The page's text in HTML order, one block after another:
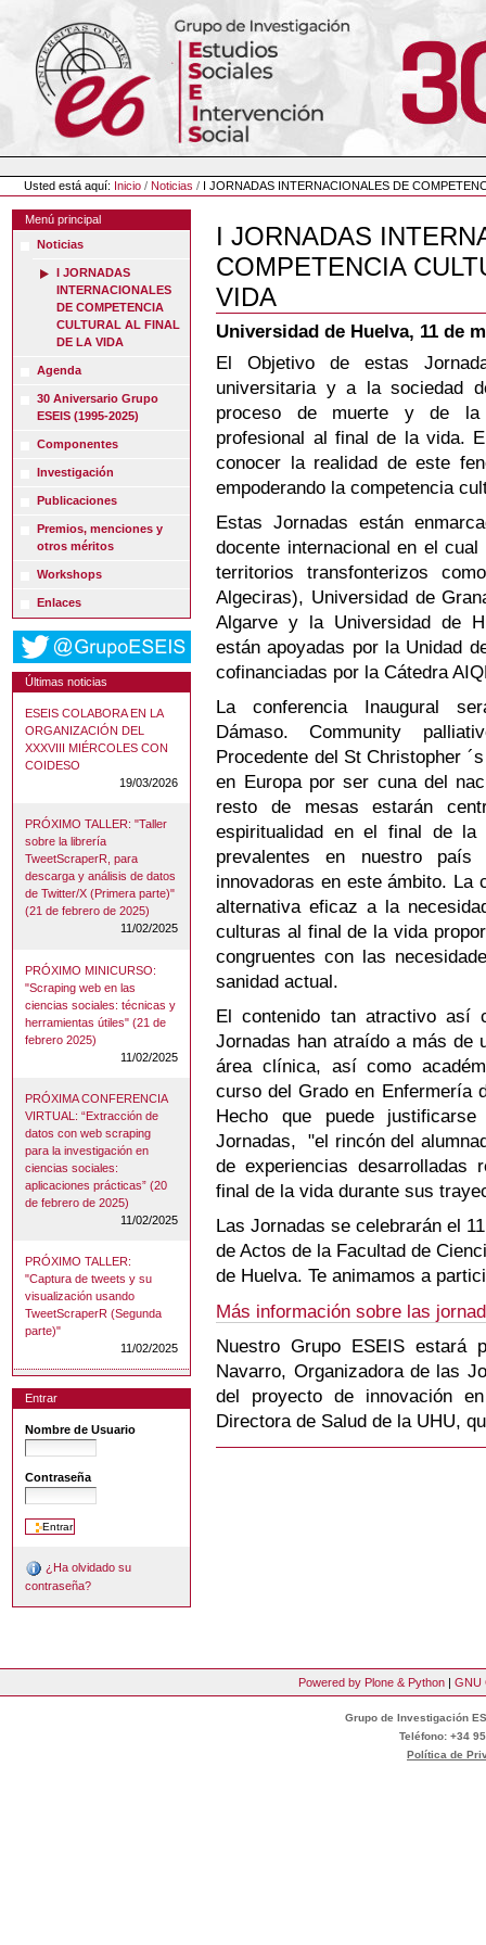
contenido.
navegación
Herramientas
Personales
Usted está aquí: Inicio /Noticias / I JORNADAS INTERNACIONALES DE
Menú principal
Noticias
I JORNADAS
INTERNACIONALES
DE COMPETENCIA
CULTURAL AL FINAL
DE LA VIDA
Agenda
30 Aniversario Grupo
ESEIS (1995-2025)
Componentes
Investigación
Publicaciones
Premios, menciones y
otros méritos
Workshops
Enlaces
Últimas noticias
ESEIS COLABORA EN LA
ORGANIZACIÓN DEL
XXXVIII MIÉRCOLES CON
COIDESO
19/03/2026
PRÓXIMO TALLER: "Taller
sobre la librería
TweetScraperR, para
descarga y análisis de datos
de Twitter/X (Primera parte)"
(21 de febrero de 2025)
11/02/2025
PRÓXIMO MINICURSO:
"Scraping web en las
ciencias sociales: técnicas y
herramientas útiles" (21 de
febrero 2025)
11/02/2025
PRÓXIMA CONFERENCIA
VIRTUAL: “Extracción de
datos con web scraping
para la investigación en
ciencias sociales:
aplicaciones prácticas” (20
de febrero de 2025)
11/02/2025
PRÓXIMO TALLER:
"Captura de tweets y su
visualización usando
TweetScraperR (Segunda
parte)"
11/02/2025
Entrar
Nombre de Usuario
Contraseña
¿Ha olvidado su
contraseña?
I JORNADAS
COMPETENCIA
VIDA
Universidad de Huelva, 11 de
El Objetivo de estas
universitaria y a la sociedad
proceso de muerte y de la
profesional al final de la vida.
conocer la realidad de este
empoderando la competencia
Estas Jornadas están
docente internacional en el
territorios transfonterizos
Algeciras), Universidad de
Algarve y la Universidad de
están apoyadas por la Unidad
cofinanciadas por la Cátedra
La conferencia Inaugural
Dámaso. Community
Procedente del St Christopher
en Europa por ser cuna del
resto de mesas estarán
espiritualidad en el final de la
prevalentes en nuestro
innovadoras en este ámbito. La
alternativa eficaz a la
culturas al final de la vida
congruentes con las
sanidad actual.
El contenido tan atractivo así
Jornadas han atraído a más de
área clínica, así como
curso del Grado en Enfermería
Hecho que puede
Jornadas, "el rincón del
de experiencias desarrolladas
final de la vida durante sus
Las Jornadas se celebrarán el
de Actos de la Facultad de
de Huelva. Te animamos a
Más información sobre las
Nuestro Grupo ESEIS estará
Navarro, Organizadora de las
del proyecto de innovación
Directora de Salud de la UHU,
Powered by Plone & Python | GNU
Grupo de Investigación
Teléfono: +34
Política de